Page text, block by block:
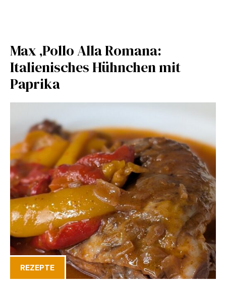
Max ‚Pollo Alla Romana:
Italienisches Hühnchen mit
Paprika
REZEPTE